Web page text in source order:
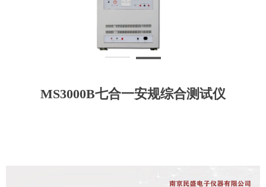
MS3000B七合一安规综合测试仪